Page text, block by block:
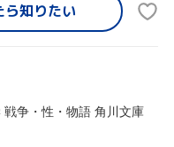
ら知りたい
戦争・性・物語 角川文庫